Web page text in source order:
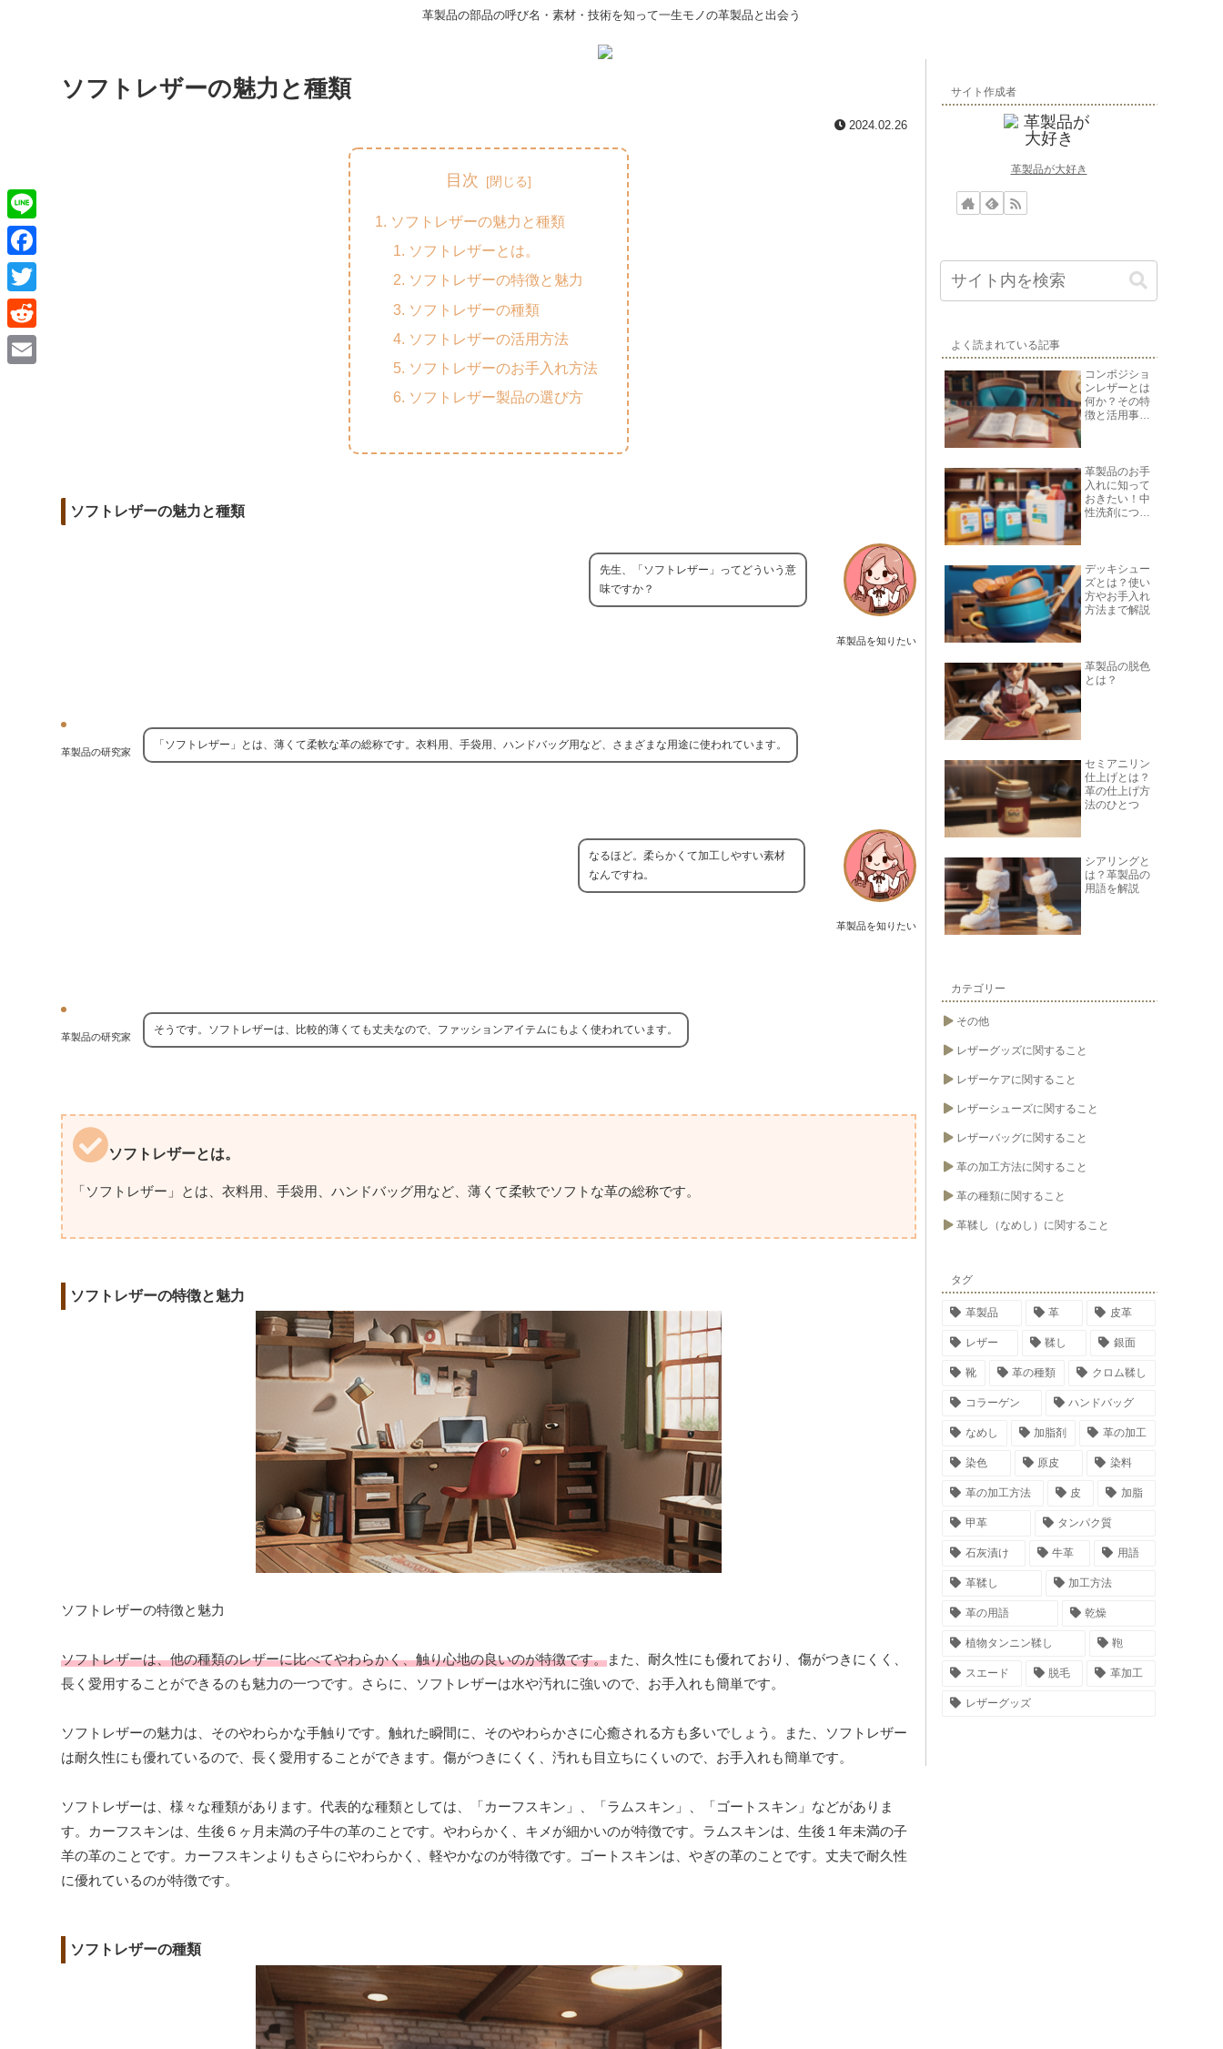
革製品の部品の呼び名・素材・技術を知って一生モノの革製品と出会う
ソフトレザーの魅力と種類
2024.02.26
目次
ソフトレザーの魅力と種類
ソフトレザーとは。
ソフトレザーの特徴と魅力
ソフトレザーの種類
ソフトレザーの活用方法
ソフトレザーのお手入れ方法
ソフトレザー製品の選び方
ソフトレザーの魅力と種類
革製品を知りたい
先生、「ソフトレザー」ってどういう意
味ですか？
革製品の研究家
「ソフトレザー」とは、薄くて柔軟な革の総称です。衣料用、手袋用、ハンドバッグ用など、さまざまな用途に使われています。
革製品を知りたい
なるほど。柔らかくて加工しやすい素材
なんですね。
革製品の研究家
そうです。ソフトレザーは、比較的薄くても丈夫なので、ファッションアイテムにもよく使われています。
ソフトレザーとは。
「ソフトレザー」とは、衣料用、手袋用、ハンドバッグ用など、薄くて柔軟でソフトな革の総称です。
ソフトレザーの特徴と魅力
ソフトレザーの特徴と魅力
ソフトレザーは、他の種類のレザーに比べてやわらかく、触り心地の良いのが特徴です。また、耐久性にも優れており、傷がつきにくく、
長く愛用することができるのも魅力の一つです。さらに、ソフトレザーは水や汚れに強いので、お手入れも簡単です。
ソフトレザーの魅力は、そのやわらかな手触りです。触れた瞬間に、そのやわらかさに心癒される方も多いでしょう。また、ソフトレザー
は耐久性にも優れているので、長く愛用することができます。傷がつきにくく、汚れも目立ちにくいので、お手入れも簡単です。
ソフトレザーは、様々な種類があります。代表的な種類としては、「カーフスキン」、「ラムスキン」、「ゴートスキン」などがありま
す。カーフスキンは、生後６ヶ月未満の子牛の革のことです。やわらかく、キメが細かいのが特徴です。ラムスキンは、生後１年未満の子
羊の革のことです。カーフスキンよりもさらにやわらかく、軽やかなのが特徴です。ゴートスキンは、やぎの革のことです。丈夫で耐久性
に優れているのが特徴です。
ソフトレザーの種類
サイト作成者
革製品が大好き
よく読まれている記事
コンポジショ
ンレザーとは
何か？その特
徴と活用事例
革製品のお手
入れに知って
おきたい！中
性洗剤につい
デッキシュー
ズとは？使い
方やお手入れ
方法まで解説
革製品の脱色
とは？
セミアニリン
仕上げとは？
革の仕上げ方
法のひとつ
シアリングと
は？革製品の
用語を解説
カテゴリー
その他
レザーグッズに関すること
レザーケアに関すること
レザーシューズに関すること
レザーバッグに関すること
革の加工方法に関すること
革の種類に関すること
革鞣し（なめし）に関すること
タグ
革製品 革 皮革
レザー 鞣し 銀面
靴 革の種類 クロム鞣し
コラーゲン ハンドバッグ
なめし 加脂剤 革の加工
染色 原皮 染料
革の加工方法 皮 加脂
甲革 タンパク質
石灰漬け 牛革 用語
革鞣し 加工方法
革の用語 乾燥
植物タンニン鞣し 鞄
スエード 脱毛 革加工
レザーグッズ
L
i
n
e
F
a
c
e
T
w
i
R